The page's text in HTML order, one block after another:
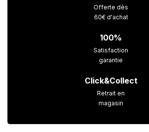
Offerte dès
60€ d'achat
100%
Satisfaction
garantie
Click&Collect
Retrait en
magasin